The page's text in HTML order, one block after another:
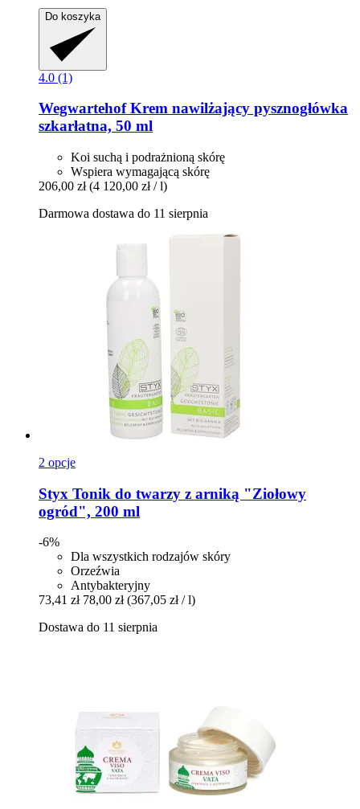
Do koszyka
4.0 (1)
WegwartehofKrem nawilżający pysznogłówka
szkarłatna, 50 ml
Koi suchą i podrażnioną skórę
Wspiera wymagającą skórę
206,00 zł (4 120,00 zł / l)
Darmowa dostawa do 11 sierpnia
2 opcje
Styx Tonik do twarzy z arniką "Ziołowy
ogród", 200 ml
-6%
Dla wszystkich rodzajów skóry
Orzeźwia
Antybakteryjny
73,41 zł 78,00 zł (367,05 zł / l)
Dostawa do 11 sierpnia